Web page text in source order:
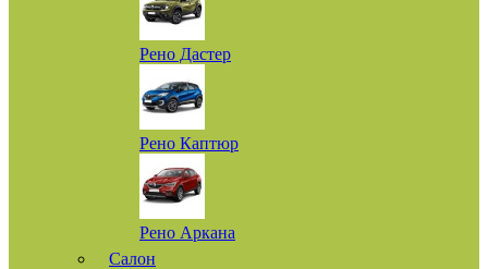
Рено Дастер
Рено Каптюр
Рено Аркана
Салон